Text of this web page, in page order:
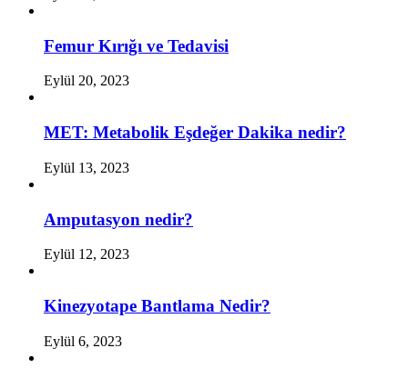
Femur Kırığı ve Tedavisi
Eylül 20, 2023
MET: Metabolik Eşdeğer Dakika nedir?
Eylül 13, 2023
Amputasyon nedir?
Eylül 12, 2023
Kinezyotape Bantlama Nedir?
Eylül 6, 2023